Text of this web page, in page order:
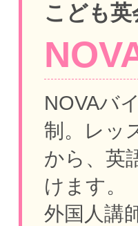
こども英
NOVAバ
制。
レッ
から、英
けます。
外国人講